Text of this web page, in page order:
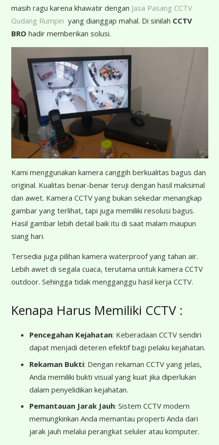
masih ragu karena khawatir dengan Jasa Pasang CCTV
Gudang Rumpin yang dianggap mahal. Di sinilah CCTV
BRO hadir memberikan solusi.
Kami menggunakan kamera canggih berkualitas bagus dan
original. Kualitas benar-benar teruji dengan hasil maksimal
dan awet. Kamera CCTV yang bukan sekedar menangkap
gambar yang terlihat, tapi juga memiliki resolusi bagus.
Hasil gambar lebih detail baik itu di saat malam maupun
siang hari.
Tersedia juga pilihan kamera waterproof yang tahan air.
Lebih awet di segala cuaca, terutama untuk kamera CCTV
outdoor. Sehingga tidak mengganggu hasil kerja CCTV.
Kenapa Harus Memiliki CCTV :
Pencegahan Kejahatan: Keberadaan CCTV sendiri
dapat menjadi deteren efektif bagi pelaku kejahatan.
Rekaman Bukti: Dengan rekaman CCTV yang jelas,
Anda memiliki bukti visual yang kuat jika diperlukan
dalam penyelidikan kejahatan.
Pemantauan Jarak Jauh: Sistem CCTV modern
memungkinkan Anda memantau properti Anda dari
jarak jauh melalui perangkat seluler atau komputer.